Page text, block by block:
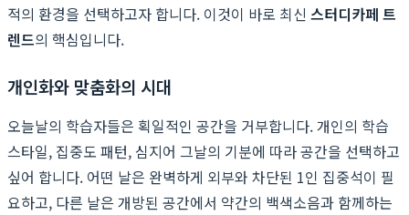
적의 환경을 선택하고자 합니다. 이것이 바로 최신 스터디카페 트
렌드의 핵심입니다.
개인화와 맞춤화의 시대
오늘날의 학습자들은 획일적인 공간을 거부합니다. 개인의 학습
스타일, 집중도 패턴, 심지어 그날의 기분에 따라 공간을 선택하고
싶어 합니다. 어떤 날은 완벽하게 외부와 차단된 1인 집중석이 필
요하고, 다른 날은 개방된 공간에서 약간의 백색소음과 함께하는